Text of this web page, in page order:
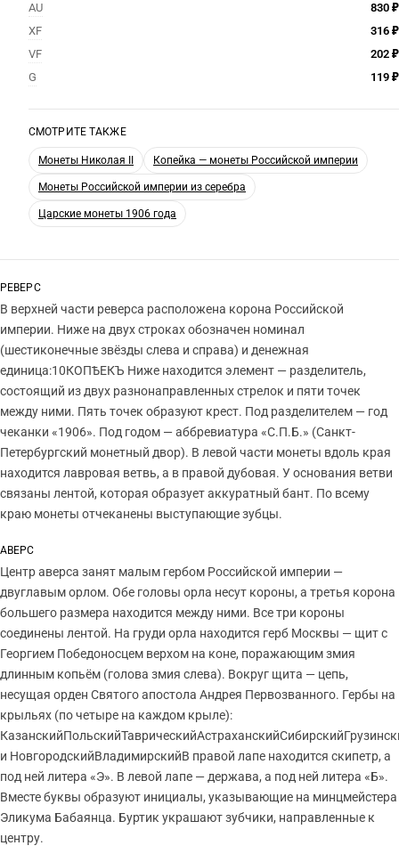
AU
830 ₽
XF
316 ₽
VF
202 ₽
G
119 ₽
СМОТРИТЕ ТАКЖЕ
Монеты Николая II Копейка — монеты Российской империи
Монеты Российской империи из серебра
Царские монеты 1906 года
РЕВЕРС
В верхней части реверса расположена корона Российской
империи. Ниже на двух строках обозначен номинал
(шестиконечные звёзды слева и справа) и денежная
единица:10КОПѢЕКЪ Ниже находится элемент — разделитель,
состоящий из двух разнонаправленных стрелок и пяти точек
между ними. Пять точек образуют крест. Под разделителем — год
чеканки «1906». Под годом — аббревиатура «С.П.Б.» (Санкт-
Петербургский монетный двор). В левой части монеты вдоль края
находится лавровая ветвь, а в правой дубовая. У основания ветви
связаны лентой, которая образует аккуратный бант. По всему
краю монеты отчеканены выступающие зубцы.
АВЕРС
Центр аверса занят малым гербом Российской империи —
двуглавым орлом. Обе головы орла несут короны, а третья корона
большего размера находится между ними. Все три короны
соединены лентой. На груди орла находится герб Москвы — щит с
Георгием Победоносцем верхом на коне, поражающим змия
длинным копьём (голова змия слева). Вокруг щита — цепь,
несущая орден Святого апостола Андрея Первозванного. Гербы на
крыльях (по четыре на каждом крыле):
и НовгородскийВладимирскийВ правой лапе находится скипетр, а
под ней литера «Э». В левой лапе — держава, а под ней литера «Б».
Вместе буквы образуют инициалы, указывающие на минцмейстера
Эликума Бабаянца. Буртик украшают зубчики, направленные к
центру.